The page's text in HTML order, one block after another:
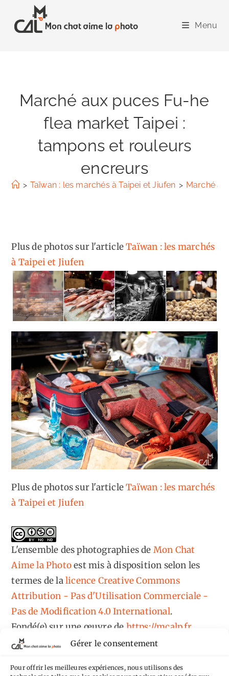
Gérer le consentement
Pour offrir les meilleures expériences, nous utilisons des
content
Menu
Marché aux puces Fu-he
flea market Taipei :
tampons et rouleurs
encreurs
> Taïwan : les marchés à Taipei et Jiufen > Marché
Plus de photos sur l'articleTaïwan : les marchés
à Taipei et Jiufen
Plus de photos sur l'articleTaïwan : les marchés
à Taipei et Jiufen
L'ensemble des photographiesde Mon Chat
Aime la Photoest mis à disposition selon les
termes de lalicence Creative Commons
Attribution - Pas d'Utilisation Commerciale -
Pas de Modification 4.0 International.
Fondé(e) sur une œuvre de https://mcalp.fr.